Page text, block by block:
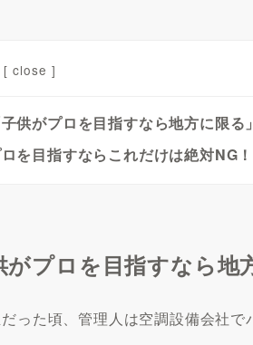
[ close ]
子供がプロを目指すなら地方に限る
を目指すならこれだけは絶対NG
がプロを目指すなら
った頃、管理人は空調設備会社で